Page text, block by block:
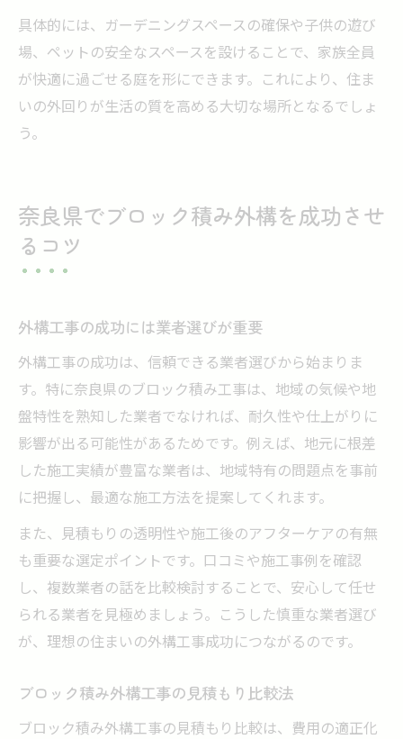
具体的には、ガーデニングスペースの確保や子供の遊び
場、ペットの安全なスペースを設けることで、家族全員
が快適に過ごせる庭を形にできます。これにより、住ま
いの外回りが生活の質を高める大切な場所となるでしょ
う。
奈良県でブロック積み外構を成功させ
るコツ
外構工事の成功には業者選びが重要
外構工事の成功は、信頼できる業者選びから始まりま
す。特に奈良県のブロック積み工事は、地域の気候や地
盤特性を熟知した業者でなければ、耐久性や仕上がりに
影響が出る可能性があるためです。例えば、地元に根差
した施工実績が豊富な業者は、地域特有の問題点を事前
に把握し、最適な施工方法を提案してくれます。
また、見積もりの透明性や施工後のアフターケアの有無
も重要な選定ポイントです。口コミや施工事例を確認
し、複数業者の話を比較検討することで、安心して任せ
られる業者を見極めましょう。こうした慎重な業者選び
が、理想の住まいの外構工事成功につながるのです。
ブロック積み外構工事の見積もり比較法
ブロック積み外構工事の見積もり比較は、費用の適正化